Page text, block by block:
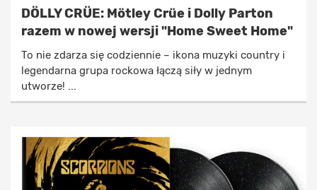
DÖLLY CRÜE: Mötley Crüe i Dolly Parton
razem w nowej wersji "Home Sweet Home"
To nie zdarza się codziennie – ikona muzyki country i
legendarna grupa rockowa łączą siły w jednym
utworze! ...